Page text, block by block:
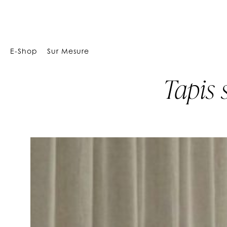
E-Shop Sur Mesure
Tapis